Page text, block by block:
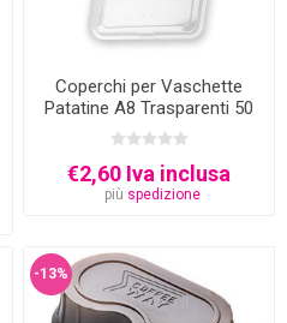
Coperchi per Vaschette
Patatine A8 Trasparenti 50
pz
€2,60 Iva inclusa
più spedizione
-13%